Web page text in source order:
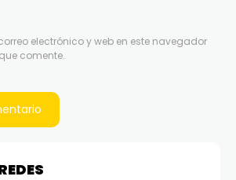
electrónico y web en este navegador
comente.